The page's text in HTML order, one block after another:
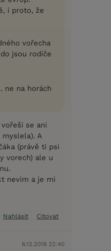
i proto, že
vořecha
jsou rodiče
ne na horách
se ani
A
(právě ti psi
vorech) ale u
nevim a je mi
Nahlásit Citovat
6.12.2018 22:40